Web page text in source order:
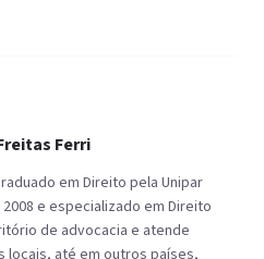
Ferri
em Direito pela Unipar
e especializado em Direito
de advocacia e atende
locais, até em outros países,